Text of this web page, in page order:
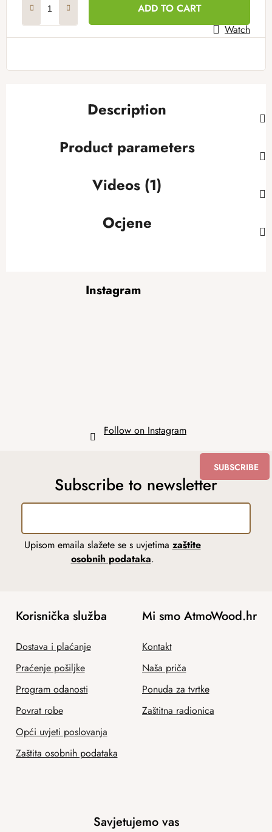
ADD TO CART
Watch
Description
Product parameters
Videos (1)
Ocjene
Instagram
Follow on Instagram
Subscribe to newsletter
Upisom emaila slažete se s uvjetima zaštite
osobnih podataka.
SUBSCRIBE
Korisnička služba
Dostava i plaćanje
Praćenje pošiljke
Program odanosti
Povrat robe
Opći uvjeti poslovanja
Zaštita osobnih podataka
Mi smo AtmoWood.hr
Kontakt
Naša priča
Ponuda za tvrtke
Zaštitna radionica
Savjetujemo vas